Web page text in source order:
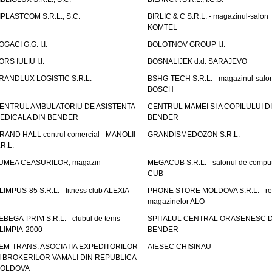
S.R.L., S.C.
BIRLIC & C S.R.L. - magazinul-salon
KOMTEL
G.G. I.I.
BOLOTNOV GROUP I.I.
IULIU I.I.
BOSNALIJEK d.d. SARAJEVO
LOGISTIC S.R.L.
BSHG-TECH S.R.L. - magazinul-
BOSCH
AMBULATORIU DE ASISTENTA
DIN BENDER
CENTRUL MAMEI SI A COPILULUI
BENDER
HALL centrul comercial - MANOLII
GRANDISMEDOZON S.R.L.
CEASURILOR, magazin
MEGACUB S.R.L. - salonul de
CUB
85 S.R.L. - fitness club ALEXIA
PHONE STORE MOLDOVA S.R.L. -
magazinelor ALO
PRIM S.R.L. - clubul de tenis
2000
SPITALUL CENTRAL ORASENESC
BENDER
TRANS. ASOCIATIA EXPEDITORILOR
BROKERILOR VAMALI DIN REPUBLICA
AIESEC CHISINAU